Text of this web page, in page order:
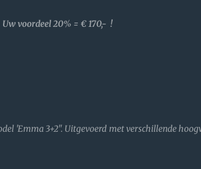
Uw voordeel 20% = € 170,- !
'Emma 3+2". Uitgevoerd met verschillende